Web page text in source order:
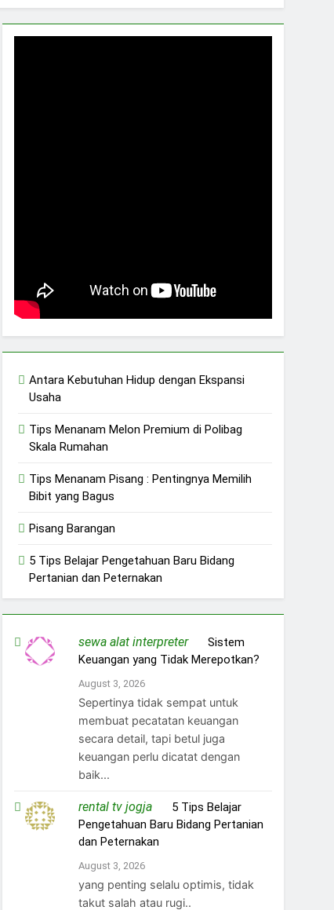
Antara Kebutuhan Hidup dengan Ekspansi
Usaha
Tips Menanam Melon Premium di Polibag
Skala Rumahan
Tips Menanam Pisang : Pentingnya Memilih
Bibit yang Bagus
Pisang Barangan
5 Tips Belajar Pengetahuan Baru Bidang
Pertanian dan Peternakan
sewa alat interpreteron Sistem
Keuangan yang Tidak Merepotkan?
August 3, 2026
Sepertinya tidak sempat untuk
membuat pecatatan keuangan
secara detail, tapi betul juga
keuangan perlu dicatat dengan
baik...
rental tv jogjaon 5 Tips Belajar
Pengetahuan Baru Bidang Pertanian
dan Peternakan
August 3, 2026
yang penting selalu optimis, tidak
takut salah atau rugi..